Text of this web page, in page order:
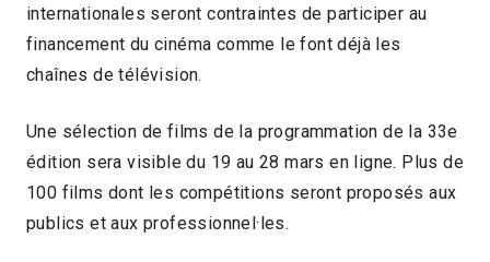
internationales seront contraintes de participer au
financement du cinéma comme le font déjà les
chaînes de télévision.
Une sélection de films de la programmation de la 33e
édition sera visible du 19 au 28 mars en ligne. Plus de
100 films dont les compétitions seront proposés aux
publics et aux professionnel·les.